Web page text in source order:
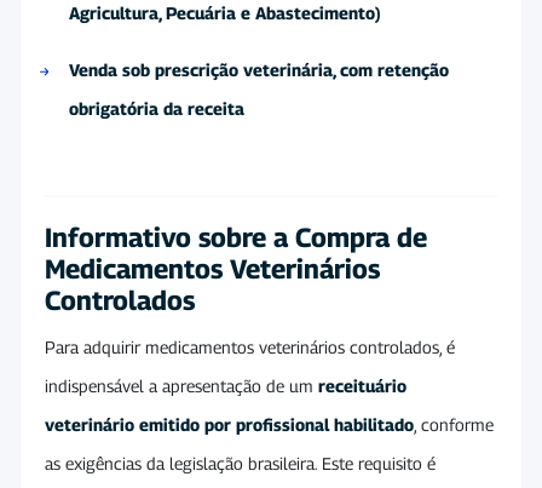
Agricultura, Pecuária e Abastecimento)
Venda sob prescrição veterinária, com retenção
obrigatória da receita
Informativo sobre a Compra de
Medicamentos Veterinários
Controlados
Para adquirir medicamentos veterinários controlados, é
indispensável a apresentação de um receituário
veterinário emitido por profissional habilitado , conforme
as exigências da legislação brasileira. Este requisito é